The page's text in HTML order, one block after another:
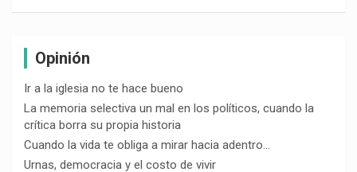
Opinión
Ir a la iglesia no te hace bueno
La memoria selectiva un mal en los políticos, cuando la
crítica borra su propia historia
Cuando la vida te obliga a mirar hacia adentro…
Urnas, democracia y el costo de vivir